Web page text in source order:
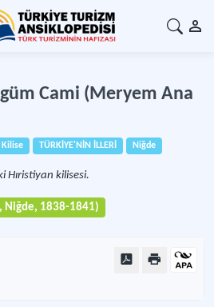
Cami (Meryem Ana
Kilise TÜRKİYE'NİN İLLERİ Niğde
Hıristiyan kilisesi.
Niğde, 1838-1841)